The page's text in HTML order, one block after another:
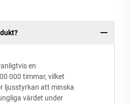
en
000 timmar, vilket
ljusstyrkan att minska
värdet under